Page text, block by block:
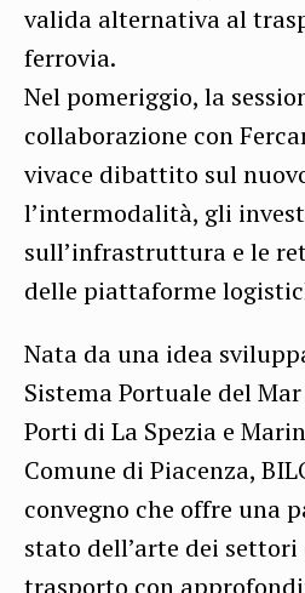
valida alternativa al
ferrovia.
Nel pomeriggio, la
collaborazione con
vivace dibattito sul
l’intermodalità, gli
sull’infrastruttura e le
delle piattaforme
Nata da una idea
Sistema Portuale del
Porti di La Spezia e
Comune di Piacenza,
convegno che offre una
stato dell’arte dei
trasporto con